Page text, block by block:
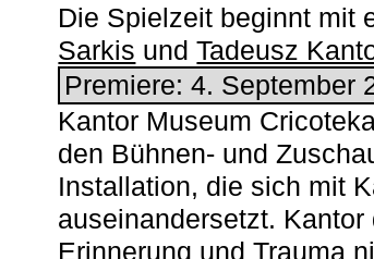
Die Spielzeit beginnt mit
Sarkis undTadeusz
Premiere: 4. September
Kantor Museum
den Bühnen- und
Installation, die sich mit
auseinandersetzt.
Erinnerung und Trauma